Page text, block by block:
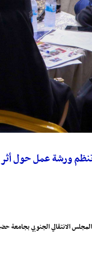
ورشة عمل حول أثر
المجلس الانتقالي الجنوبي